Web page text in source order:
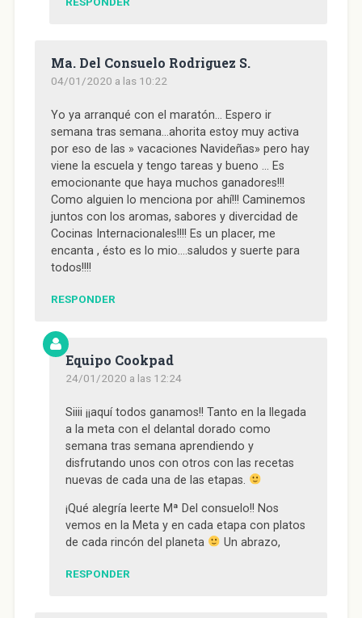
Ma. Del Consuelo Rodriguez S.
04/01/2020 a las 10:22
Yo ya arranqué con el maratón… Espero ir
semana tras semana…ahorita estoy muy activa
por eso de las » vacaciones Navideñas» pero hay
viene la escuela y tengo tareas y bueno … Es
emocionante que haya muchos ganadores!!!
Como alguien lo menciona por ahí!!! Caminemos
juntos con los aromas, sabores y divercidad de
Cocinas Internacionales!!!! Es un placer, me
encanta , ésto es lo mio….saludos y suerte para
todos!!!!
RESPONDER
Equipo Cookpad
24/01/2020 a las 12:24
Siiii ¡¡aquí todos ganamos!! Tanto en la llegada
a la meta con el delantal dorado como
semana tras semana aprendiendo y
disfrutando unos con otros con las recetas
nuevas de cada una de las etapas.
¡Qué alegría leerte Mª Del consuelo!! Nos
vemos en la Meta y en cada etapa con platos
de cada rincón del planeta
Un abrazo,
RESPONDER